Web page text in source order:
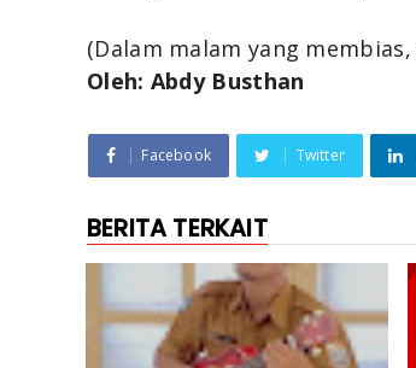
(Dalam malam yang
Oleh: Abdy Busthan
Facebook Twitter
BERITA TERKAIT